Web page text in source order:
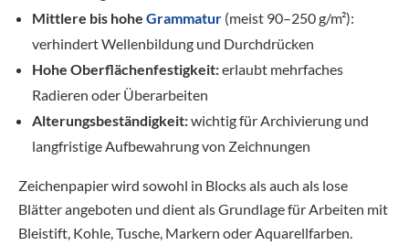
Mittlere bis hohe Grammatur (meist 90–250 g/m²):
verhindert Wellenbildung und Durchdrücken
Hohe Oberflächenfestigkeit:erlaubt mehrfaches
Radieren oder Überarbeiten
Alterungsbeständigkeit:wichtig für Archivierung und
langfristige Aufbewahrung von Zeichnungen
Zeichenpapier wird sowohl in Blocks als auch als lose
Blätter angeboten und dient als Grundlage für Arbeiten mit
Bleistift, Kohle, Tusche, Markern oder Aquarellfarben.